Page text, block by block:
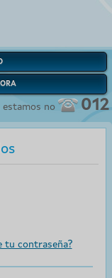
estamos no 012
tu contraseña?